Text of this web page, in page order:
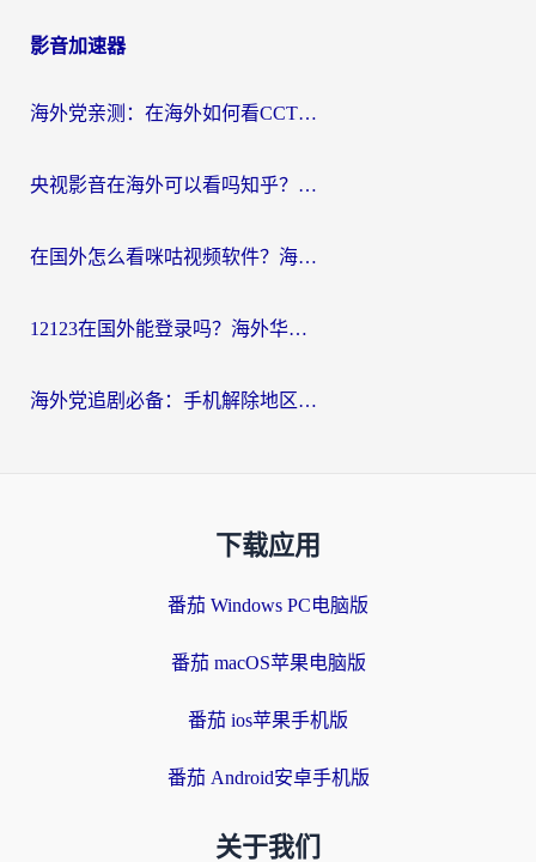
影音加速器
海外党亲测：在海外如何看CCTV？告别“仅限大陆播放”的实用指南
央视影音在海外可以看吗知乎？留学生亲测：3步解决地域限制+追剧自由
在国外怎么看咪咕视频软件？海外党亲测有效的回国加速方案
12123在国外能登录吗？海外华人必看的回国加速实用指南
海外党追剧必备：手机解除地区限制app怎么选？解决央视视频&国内剧地区限制全指南
下载应用
番茄 Windows PC电脑版
番茄 macOS苹果电脑版
番茄 ios苹果手机版
番茄 Android安卓手机版
关于我们